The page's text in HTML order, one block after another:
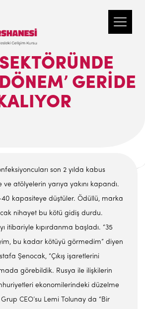
GERIDE
son 2 yılda kabus
atölyelerin yarıya yakını kapandı.
kapasiteye düştüler. Ödüllü, marka
nihayet bu kötü gidiş durdu.
itibariyle kıpırdanma başladı. “35
bu kadar kötüyü görmedim” diyen
Şenocak, “Çıkış işaretlerini
görebildik. Rusya ile ilişkilerin
ekonomilerindeki düzelme
CEO’su Lemi Tolunay da “Bir